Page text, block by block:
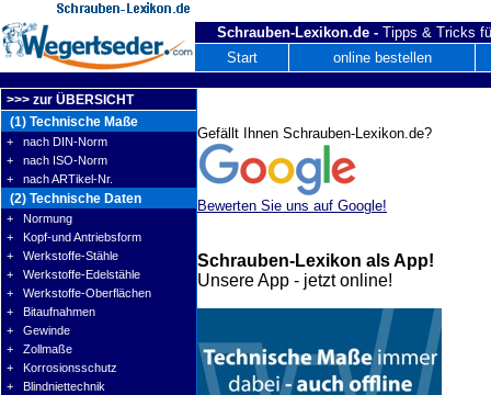
Schrauben-Lexikon.de - Tipps & Tricks
Start
online bestellen
>>> zur ÜBERSICHT
(1) Technische Maße
+ nach DIN-Norm
+ nach ISO-Norm
+ nach ARTikel-Nr.
(2) Technische Daten
+ Normung
+ Kopf-und Antriebsform
+ Werkstoffe-Stähle
+ Werkstoffe-Edelstähle
+ Werkstoffe-Oberflächen
+ Bitaufnahmen
+ Gewinde
+ Zollmaße
+ Korrosionsschutz
+ Blindniettechnik
Gefällt Ihnen Schrauben-Lexikon.de?
Bewerten Sie uns auf Google!
Schrauben-Lexikon als App!
Unsere App - jetzt online!